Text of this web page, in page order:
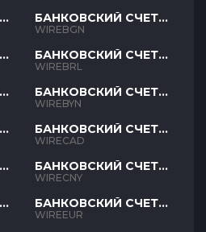
БАНКОВСКИЙ СЧЕТ
BGN
WIREBGN
БАНКОВСКИЙ СЧЕТ
BRL
WIREBRL
БАНКОВСКИЙ СЧЕТ
BYN
WIREBYN
БАНКОВСКИЙ СЧЕТ
CAD
WIRECAD
БАНКОВСКИЙ СЧЕТ
CNY
WIRECNY
БАНКОВСКИЙ СЧЕТ
EUR
WIREEUR